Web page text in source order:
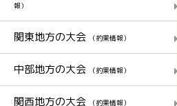
報）
関東地方の大会 （釣果情報）
中部地方の大会 （釣果情報）
関西地方の大会 （釣果情報）